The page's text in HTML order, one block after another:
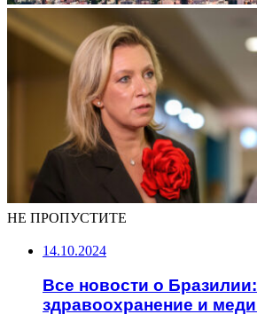
НЕ ПРОПУСТИТЕ
14.10.2024
Все новости о Бразилии:
здравоохранение и